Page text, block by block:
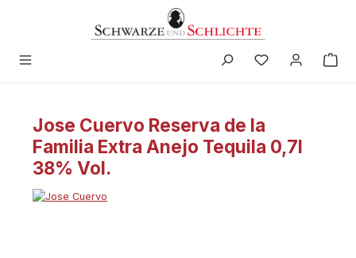
Jose Cuervo Reserva de la
Familia Extra Anejo Tequila 0,7l
38% Vol.